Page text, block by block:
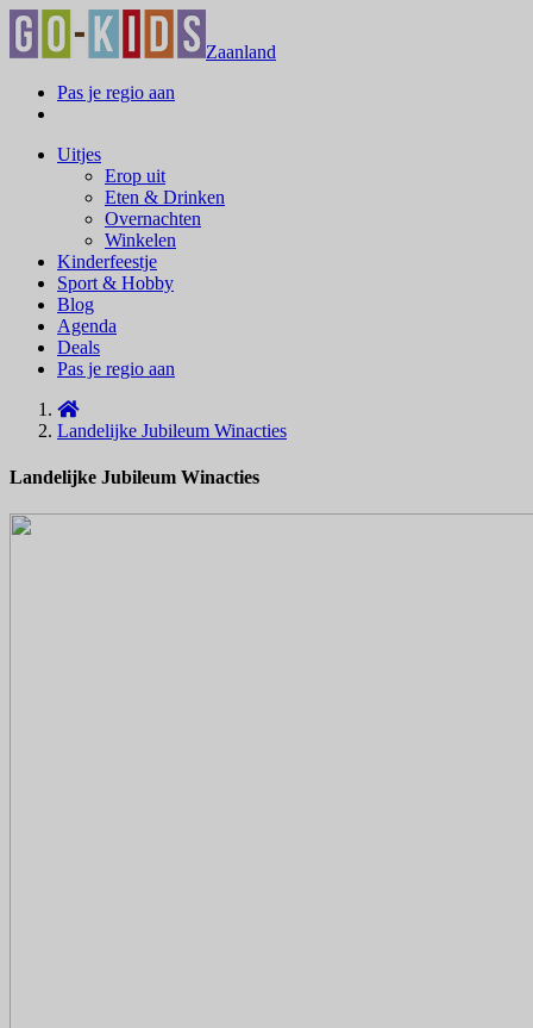
Zaanland
Pas je regio aan
Uitjes
Erop uit
Eten & Drinken
Overnachten
Winkelen
Kinderfeestje
Sport & Hobby
Blog
Agenda
Deals
Pas je regio aan
Landelijke Jubileum Winacties
Landelijke Jubileum Winacties